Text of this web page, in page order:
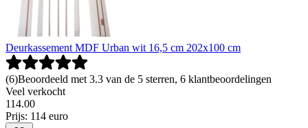
Deurkassement MDF Urban wit 16,5 cm 202x100 cm
(6)Beoordeeld met 3.3 van de 5 sterren, 6 klantbeoordelingen
Veel verkocht
114.00
Prijs: 114 euro